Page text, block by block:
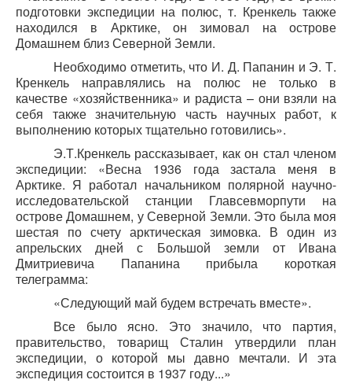
подготовки экспедиции на полюс, т. Кренкель также
находился в Арктике, он зимовал на острове
Домашнем близ Северной Земли.
Необходимо отметить, что И. Д. Папанин и Э. Т.
Кренкель направлялись на полюс не только в
качестве «хозяйственника» и радиста – они взяли на
себя также значительную часть научных работ, к
выполнению которых тщательно готовились».
Э.Т.Кренкель рассказывает, как он стал членом
экспедиции: «Весна 1936 года застала меня в
Арктике. Я работал начальником полярной научно-
исследовательской станции Главсевморпути на
острове Домашнем, у Северной Земли. Это была моя
шестая по счету арктическая зимовка. В один из
апрельских дней с Большой земли от Ивана
Дмитриевича Папанина прибыла короткая
телеграмма:
«Следующий май будем встречать вместе».
Все было ясно. Это значило, что партия,
правительство, товарищ Сталин утвердили план
экспедиции, о которой мы давно мечтали. И эта
экспедиция состоится в 1937 году...»